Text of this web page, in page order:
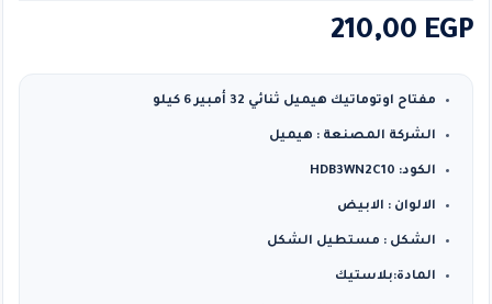
210,00 EGP
مفتاح اوتوماتيك هيميل ثنائي 32 أمبير 6 كيلو
الشركة المصنعة : هيميل
الكود: HDB3WN2C10
الالوان : الابيض
الشكل : مستطيل الشكل
المادة:بلاستيك